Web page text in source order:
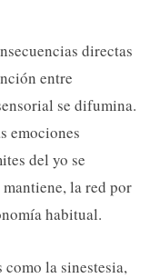
directas
entre
se difumina.
emociones
del yo se
la red por
habitual.
como la sinestesia,